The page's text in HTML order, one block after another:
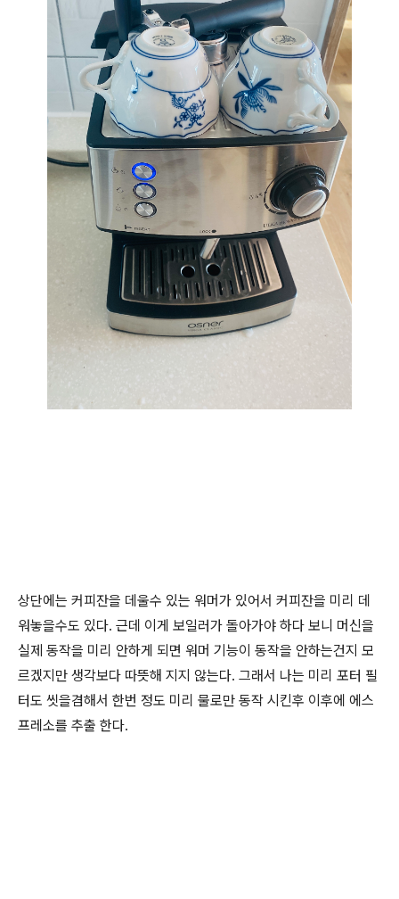
상단에는 커피잔을 데울수 있는 워머가 있어서 커피잔을 미리 데
워놓을수도 있다. 근데 이게 보일러가 돌아가야 하다 보니 머신을
실제 동작을 미리 안하게 되면 워머 기능이 동작을 안하는건지 모
르겠지만 생각보다 따뜻해 지지 않는다. 그래서 나는 미리 포터 필
터도 씻을겸해서 한번 정도 미리 물로만 동작 시킨후 이후에 에스
프레소를 추출 한다.